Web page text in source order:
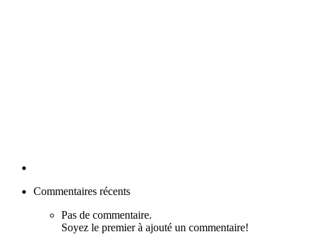
Commentaires récents
Pas de commentaire.
Soyez le premier à ajouté un commentaire!